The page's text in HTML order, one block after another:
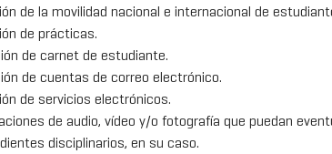
de la movilidad nacional e internacional de
de prácticas.
de carnet de estudiante.
de cuentas de correo electrónico.
de servicios electrónicos.
de audio, vídeo y/o fotografía que puedan
disciplinarios, en su caso.